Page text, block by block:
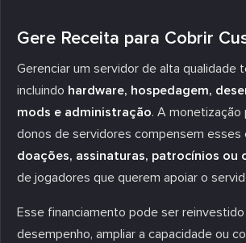
Gere Receita para Cobrir
Gerenciar um servidor de alta qualidade
incluindo hardware, hospedagem,
mods e administração. A
donos de servidores compensem esses
doações, assinaturas, patrocínios ou
de jogadores que querem apoiar o
Esse financiamento pode ser
desempenho, ampliar a capacidade ou